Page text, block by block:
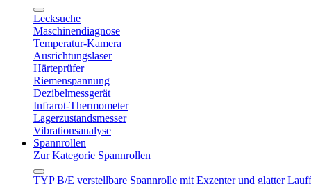
Lecksuche
Maschinendiagnose
Temperatur-Kamera
Ausrichtungslaser
Härteprüfer
Riemenspannung
Dezibelmessgerät
Infrarot-Thermometer
Lagerzustandsmesser
Vibrationsanalyse
Spannrollen
Zur Kategorie Spannrollen
TYP B/E verstellbare Spannrolle mit Exzenter und glatter